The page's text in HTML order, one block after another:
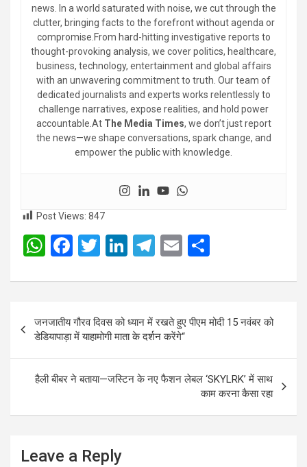
news. In a world saturated with noise, we cut through the
clutter, bringing facts to the forefront without agenda or
compromise.From hard-hitting investigative reports to
thought-provoking analysis, we cover politics, healthcare,
business, technology, entertainment and global affairs
with an unwavering commitment to truth. Our team of
dedicated journalists and experts works relentlessly to
challenge narratives, expose realities, and hold power
accountable.At The Media Times, we don’t just report
the news—we shape conversations, spark change, and
empower the public with knowledge.
Post Views: 847
W
at
A
p
p
F
ce
b
o
o
k
T
tt
Li
ke
n
T
e
gr
a
m
E
ail ar
e
navigation
जनजातीय गौरव दिवस को ध्यान में रखते हुए पीएम मोदी 15 नवंबर को
डेडियापाड़ा में याहामोगी माता के दर्शन करेंगे“
हैली बीबर ने बताया—जस्टिन के नए फैशन लेबल ‘SKYLRK’ में साथ
काम करना कैसा रहा
Leave a Reply